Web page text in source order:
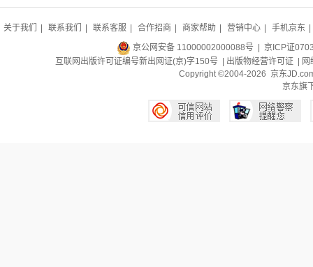
关于我们 联系我们 联系客服 合作招商 商家帮助 营销中心 手机京东
京公网安备 11000002000088号 | 京ICP证
互联网出版许可证编号新出网证(京)字150号 | 出版物经营许可证
Copyright ©2004-2026 京东
京东旗